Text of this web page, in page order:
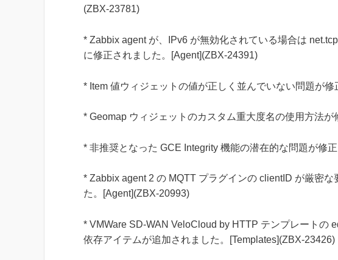
(ZBX-23781)
* Zabbix agent が、IPv6 が無効化されている場合は
に修正されました。[Agent](ZBX-24391)
* Item 値ウィジェットの値が正しく並んでいない問題が
* Geomap ウィジェットのカスタム重大度名の使用方法
* 非推奨となった GCE Integrity 機能の潜在的な問題が修
* Zabbix agent 2 の MQTT プラグインの clientID が厳密
た。[Agent](ZBX-20993)
* VMWare SD-WAN VeloCloud by HTTP テンプレートの
依存アイテムが追加されました。[Templates](ZBX-23426)